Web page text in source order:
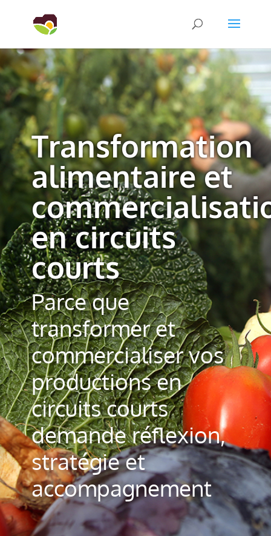
Transformation
alimentaire et
en circuits
courts
Parce que
transformer et
commercialiser vos
productions en
circuits courts
demande réflexion,
stratégie et
accompagnement